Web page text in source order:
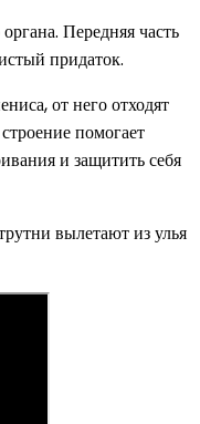
Передняя часть
придаток.
от него отходят
помогает
и защитить себя
вылетают из улья